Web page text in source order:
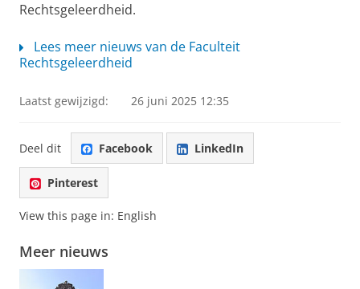
Rechtsgeleerdheid.
Lees meer nieuws van de Faculteit
Rechtsgeleerdheid
Laatst gewijzigd: 26 juni 2025 12:35
Deel dit Facebook LinkedIn
Pinterest
View this page in: English
Meer nieuws